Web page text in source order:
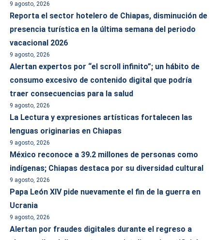
9 agosto, 2026
Reporta el sector hotelero de Chiapas, disminución de
presencia turística en la última semana del periodo
vacacional 2026
9 agosto, 2026
Alertan expertos por “el scroll infinito”; un hábito de
consumo excesivo de contenido digital que podría
traer consecuencias para la salud
9 agosto, 2026
La Lectura y expresiones artísticas fortalecen las
lenguas originarias en Chiapas
9 agosto, 2026
México reconoce a 39.2 millones de personas como
indígenas; Chiapas destaca por su diversidad cultural
9 agosto, 2026
Papa León XIV pide nuevamente el fin de la guerra en
Ucrania
9 agosto, 2026
Alertan por fraudes digitales durante el regreso a